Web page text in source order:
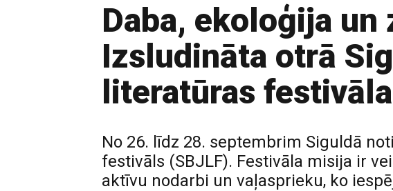
Daba, ekoloģija
Izsludināta otrā
literatūras
No 26. līdz 28. septembrim Siguldā
festivāls (SBJLF). Festivāla misija ir
aktīvu nodarbi un vaļasprieku, ko